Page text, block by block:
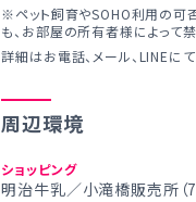
※ペット飼育やSOHO利用の可
も、お部屋の所有者様によって
詳細はお電話、メール、LINEに
周辺環境
ショッピング
明治牛乳／小滝橋販売所（